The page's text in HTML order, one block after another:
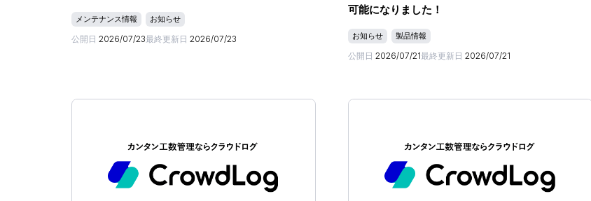
メンテナンス情報 お知らせ
公開日 2026/07/23最終更新日 2026/07/23
可能になりました！
お知らせ 製品情報
公開日 2026/07/21最終更新日 2026/07/21